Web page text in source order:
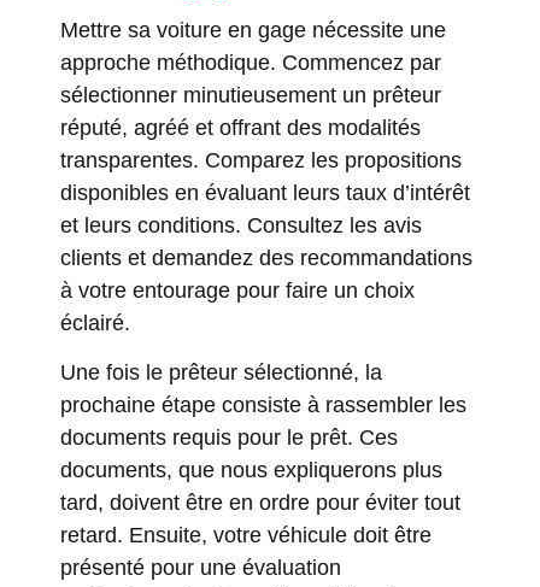
Mettre sa voiture en gage nécessite une
approche méthodique. Commencez par
sélectionner minutieusement un prêteur
réputé, agréé et offrant des modalités
transparentes. Comparez les propositions
disponibles en évaluant leurs taux d’intérêt
et leurs conditions. Consultez les avis
clients et demandez des recommandations
à votre entourage pour faire un choix
éclairé.
Une fois le prêteur sélectionné, la
prochaine étape consiste à rassembler les
documents requis pour le prêt. Ces
documents, que nous expliquerons plus
tard, doivent être en ordre pour éviter tout
retard. Ensuite, votre véhicule doit être
présenté pour une évaluation